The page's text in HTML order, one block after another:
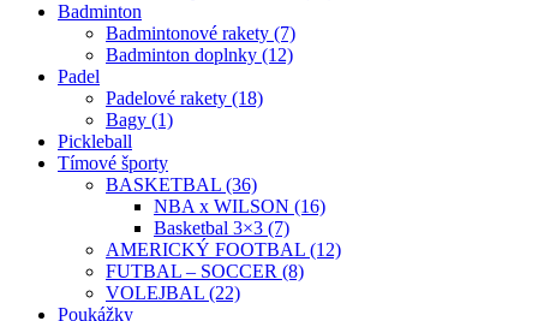
Badminton
Badmintonové rakety (7)
Badminton doplnky (12)
Padel
Padelové rakety (18)
Bagy (1)
Pickleball
Tímové športy
BASKETBAL (36)
NBA x WILSON (16)
Basketbal 3×3 (7)
AMERICKÝ FOOTBAL (12)
FUTBAL – SOCCER (8)
VOLEJBAL (22)
Poukážky